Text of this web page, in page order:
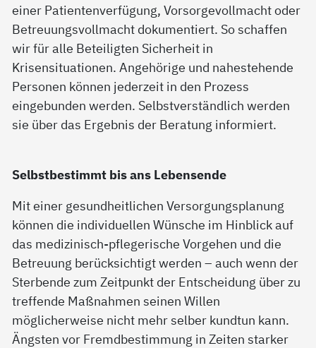
einer Patientenverfügung, Vorsorgevollmacht oder
Betreuungsvollmacht dokumentiert. So schaffen
wir für alle Beteiligten Sicherheit in
Krisensituationen. Angehörige und nahestehende
Personen können jederzeit in den Prozess
eingebunden werden. Selbstverständlich werden
sie über das Ergebnis der Beratung informiert.
Selbstbestimmt bis ans Lebensende
Mit einer gesundheitlichen Versorgungsplanung
können die individuellen Wünsche im Hinblick auf
das medizinisch-pflegerische Vorgehen und die
Betreuung berücksichtigt werden – auch wenn der
Sterbende zum Zeitpunkt der Entscheidung über zu
treffende Maßnahmen seinen Willen
möglicherweise nicht mehr selber kundtun kann.
Ängsten vor Fremdbestimmung in Zeiten starker